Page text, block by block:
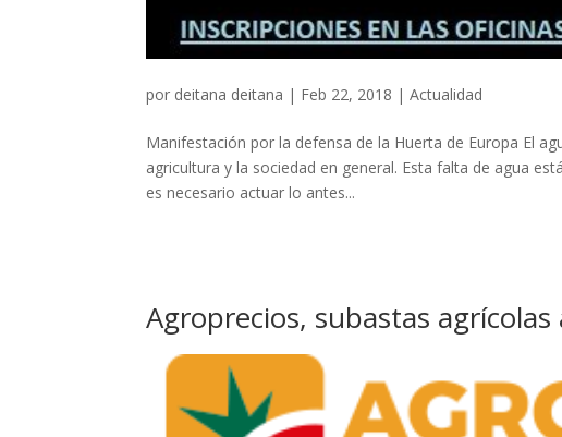
por deitana deitana | Feb 22, 2018 |Actualidad
Manifestación por la defensa de la Huerta de Europa El
agricultura y la sociedad en general. Esta falta de agua
es necesario actuar lo antes...
Agroprecios, subastas